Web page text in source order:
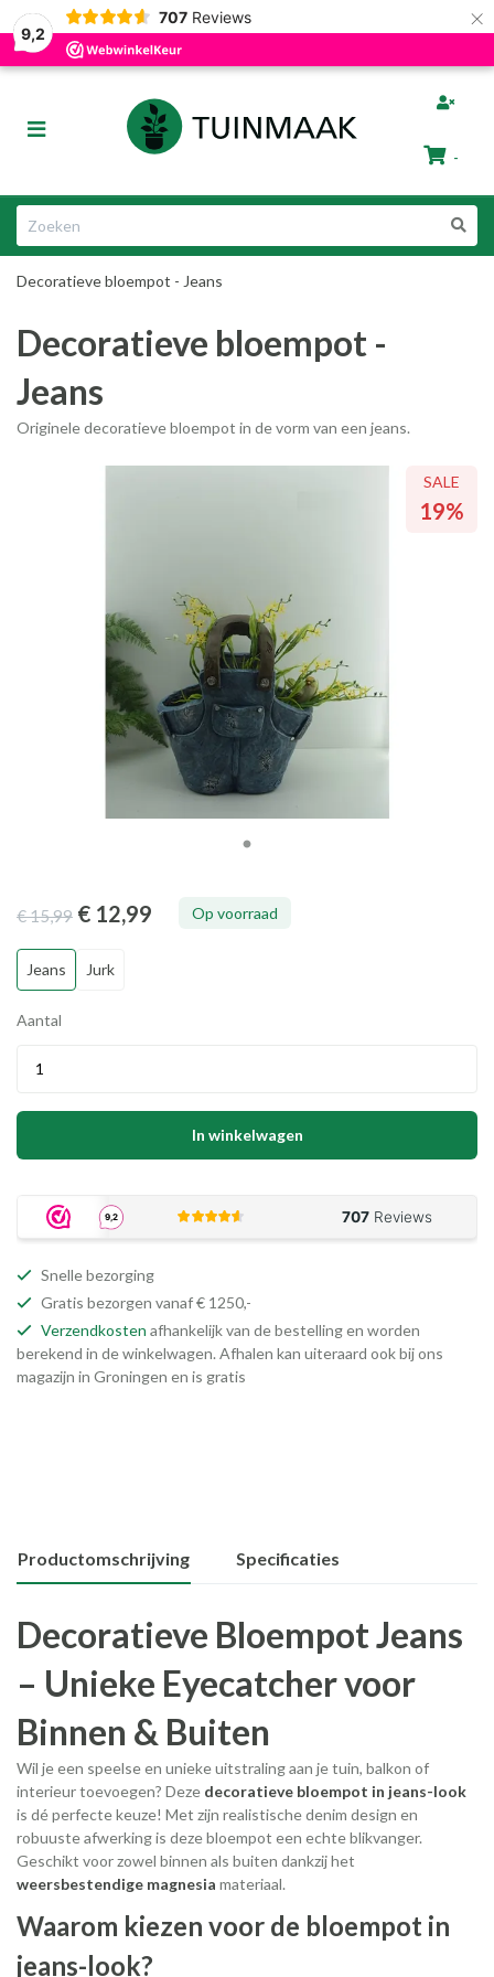
(Tuinafscheiding)
(Tuinmeubelen)
(Dier & Tuin)
9,2
707 Reviews ×
Gratis afhalen in Groningen Razendsnelle Levering
Toggle
-
Winkelwagen
Vul hem met producten.
Decoratieve bloempot - Jeans
Decoratieve bloempot -
Jeans
Originele decoratieve bloempot in de vorm van een jeans.
SALE
19%
€ 15,99 € 12,99 Op voorraad
Jeans Jurk
Aantal
In winkelwagen
Snelle bezorging
Gratis bezorgen vanaf € 1250,-
Verzendkosten afhankelijk van de bestelling en worden
berekend in de winkelwagen. Afhalen kan uiteraard ook bij ons
magazijn in Groningen en is gratis
Productomschrijving Specificaties
Decoratieve Bloempot Jeans
– Unieke Eyecatcher voor
Binnen & Buiten
Wil je een speelse en unieke uitstraling aan je tuin, balkon of
interieur toevoegen? Deze decoratieve bloempot in jeans-look
is dé perfecte keuze! Met zijn realistische denim design en
robuuste afwerking is deze bloempot een echte blikvanger.
Geschikt voor zowel binnen als buiten dankzij het
weersbestendige magnesia materiaal.
Waarom kiezen voor de bloempot in
jeans-look?